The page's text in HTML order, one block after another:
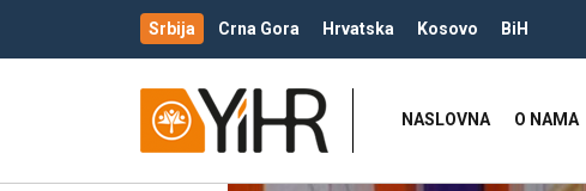
Srbija Crna Gora Hrvatska Kosovo BiH
NASLOVNA O NAMA